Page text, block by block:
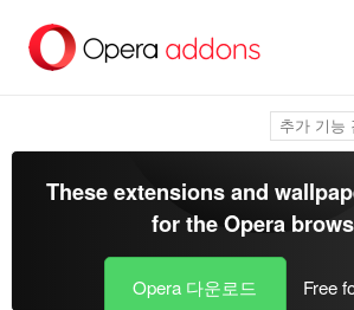
건
These extensions and
for theOpera
Opera 다운로드 Free